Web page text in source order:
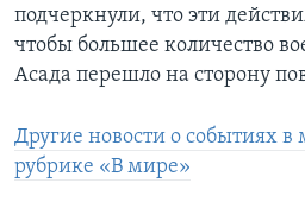
подчеркнули, что эти
чтобы большее количество
Асада перешло на сторону
Другие новости о событиях в
рубрике «В мире»